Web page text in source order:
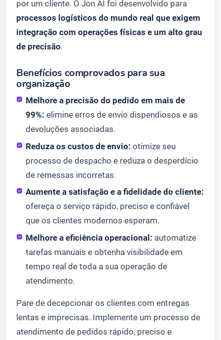
por um cliente. O Jon AI foi desenvolvido para
processos logísticos do mundo real que exigem
integração com operações físicas e um alto grau
de precisão.
Benefícios comprovados para sua
organização
Melhore a precisão do pedido em mais de
99%: elimine erros de envio dispendiosos e as
devoluções associadas.
Reduza os custos de envio: otimize seu
processo de despacho e reduza o desperdício
de remessas incorretas.
Aumente a satisfação e a fidelidade do cliente:
ofereça o serviço rápido, preciso e confiável
que os clientes modernos esperam.
Melhore a eficiência operacional: automatize
tarefas manuais e obtenha visibilidade em
tempo real de toda a sua operação de
atendimento.
Pare de decepcionar os clientes com entregas
lentas e imprecisas. Implemente um processo de
atendimento de pedidos rápido, preciso e